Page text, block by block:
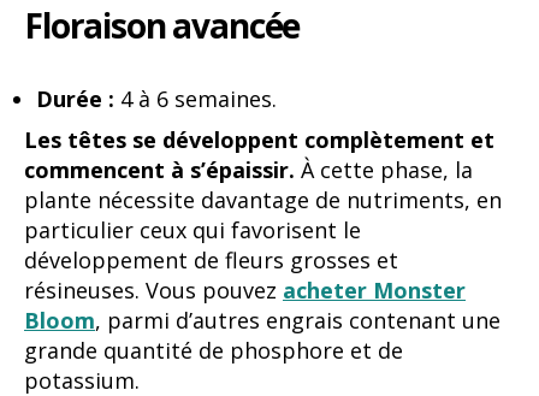
Floraison avancée
Durée : 4 à 6 semaines.
Les têtes se développent complètement et
commencent à s’épaissir. À cette phase, la
plante nécessite davantage de nutriments, en
particulier ceux qui favorisent le
développement de fleurs grosses et
résineuses. Vous pouvez acheter Monster
Bloom, parmi d’autres engrais contenant une
grande quantité de phosphore et de
potassium.